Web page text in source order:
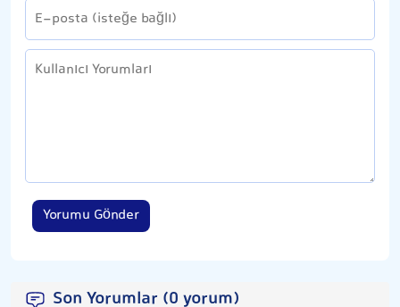
Yorumu Gönder
Son Yorumlar (0 yorum)